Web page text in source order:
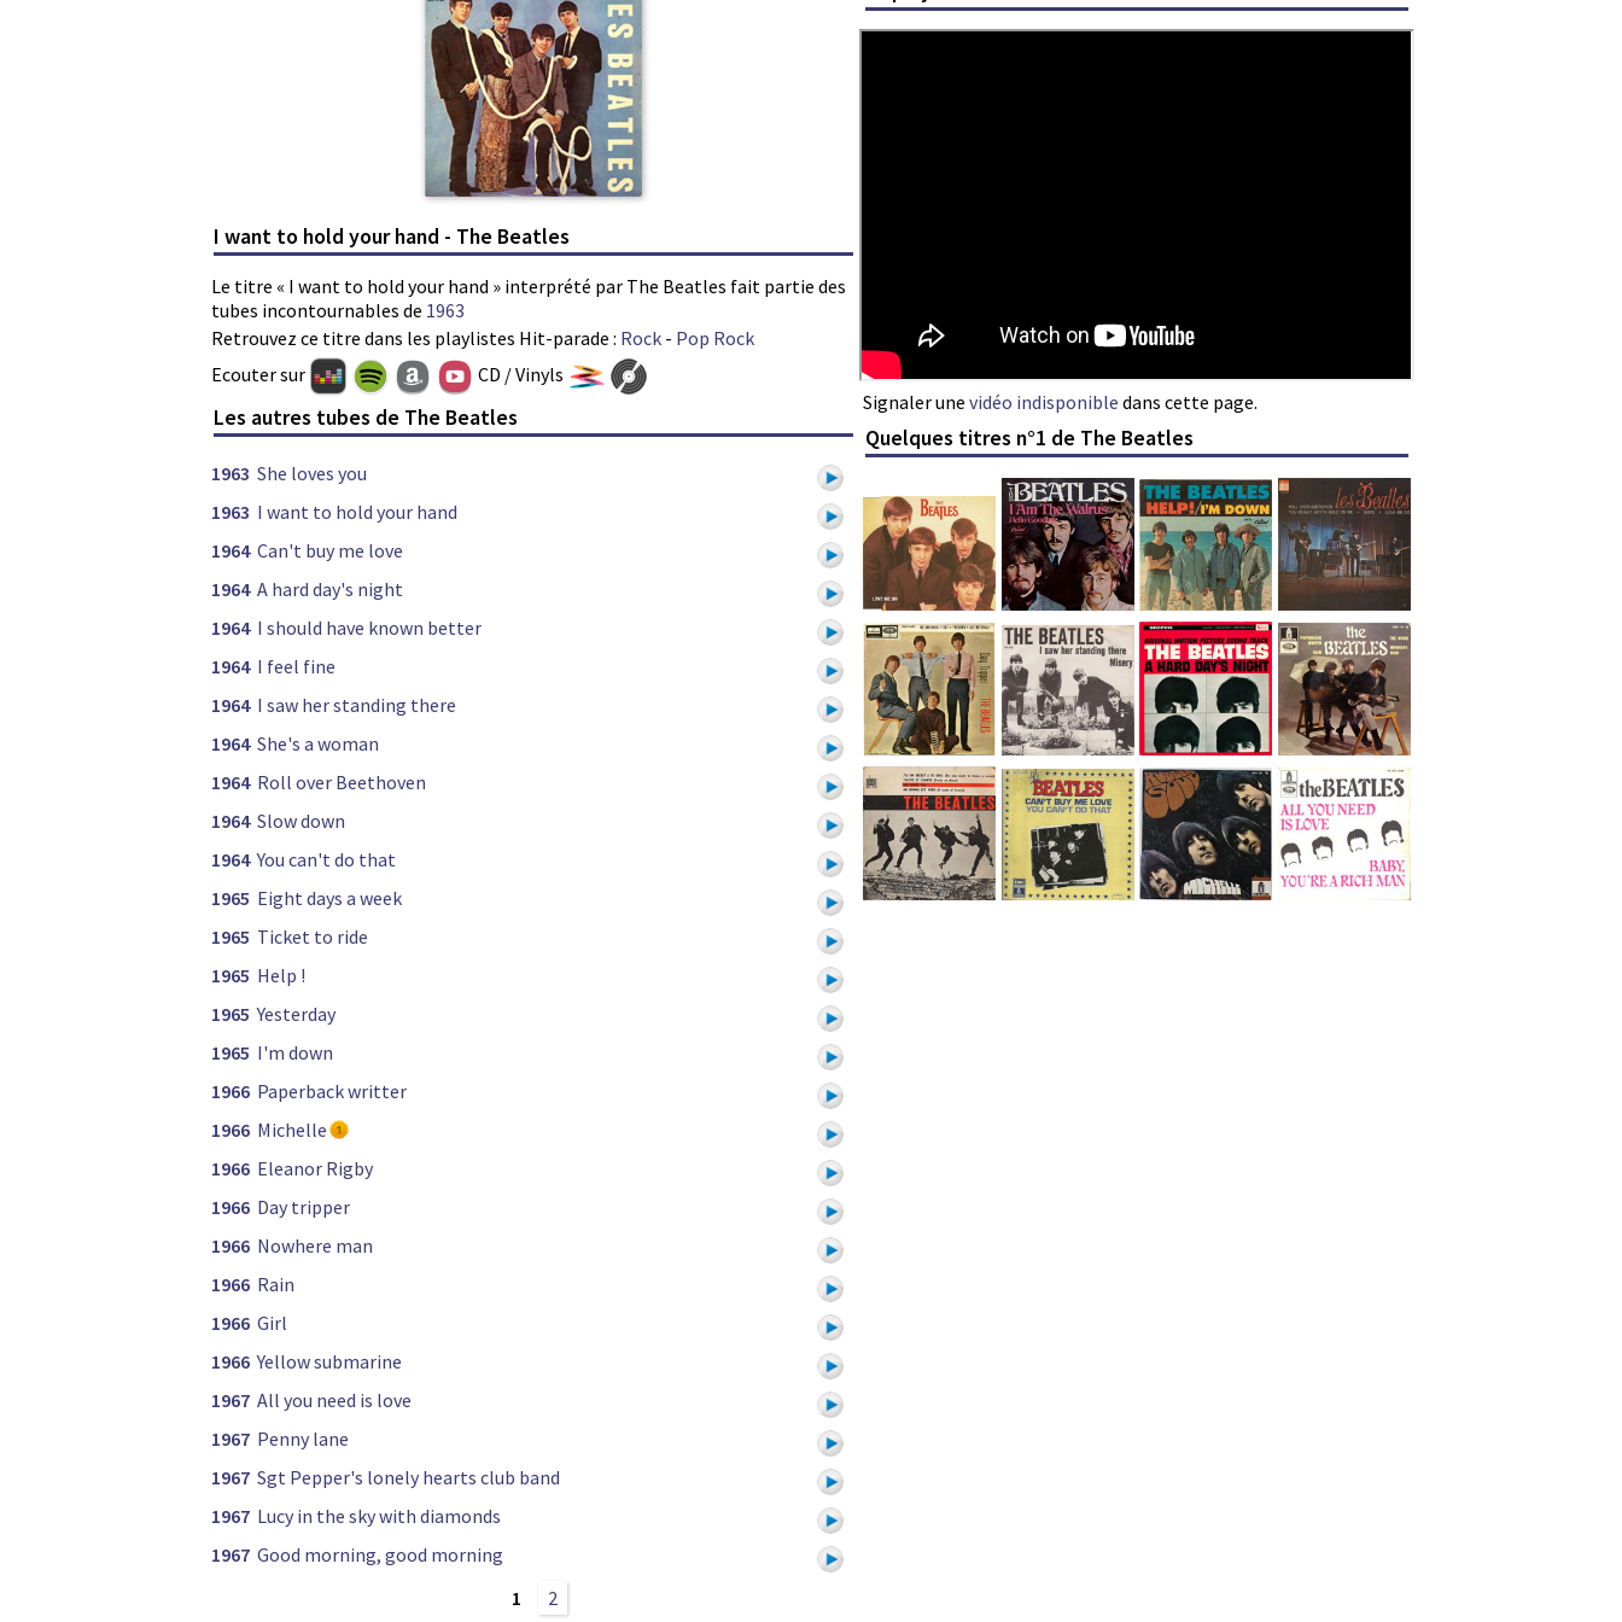
I want to hold your hand - The Beatles
Le titre « I want to hold your hand » interprété par The Beatles fait partie des
tubes incontournables de 1963
Retrouvez ce titre dans les playlistes Hit-parade : Rock - Pop Rock
Signaler une vidéo indisponible dans cette page.
Ecouter sur CD / Vinyls
Les autres tubes de The Beatles
1963 She loves you
1963 I want to hold your hand
1964 Can't buy me love
1964 A hard day's night
1964 I should have known better
1964 I feel fine
1964 I saw her standing there
1964 She's a woman
1964 Roll over Beethoven
1964 Slow down
1964 You can't do that
1965 Eight days a week
1965 Ticket to ride
1965 Help !
1965 Yesterday
1965 I'm down
1966 Paperback writter
1966 Michelle
1966 Eleanor Rigby
1966 Day tripper
1966 Nowhere man
1966 Rain
1966 Girl
1966 Yellow submarine
1967 All you need is love
1967 Penny lane
1967 Sgt Pepper's lonely hearts club band
1967 Lucy in the sky with diamonds
1967 Good morning, good morning
1
2
Quelques titres n°1 de The Beatles